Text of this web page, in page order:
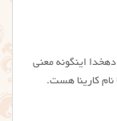
اینگونه معنی
نام كارينا هست.